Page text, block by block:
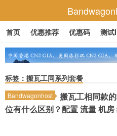
首页 优惠推荐 优惠码 测试
标签：搬瓦工同系列套餐
Bandwagonhost
搬瓦工相同款
位有什么区别？配置 流量 机房